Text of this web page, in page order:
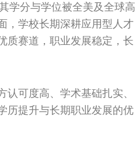
学分与学位被全美及全球高
，学校长期深耕应用型人才
质赛道，职业发展稳定，长
可度高、学术基础扎实、
历提升与长期职业发展的优